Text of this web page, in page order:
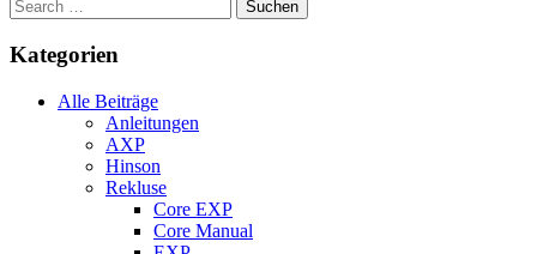
Kategorien
Alle Beiträge
Anleitungen
AXP
Hinson
Rekluse
Core EXP
Core Manual